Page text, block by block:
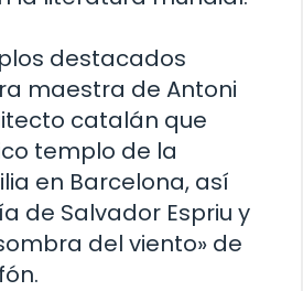
destacados
maestra de Antoni
catalán que
templo de la
en Barcelona, así
de Salvador Espriu y
del viento» de